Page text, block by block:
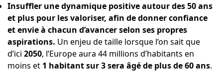
Insuffler une dynamique positive autour des 50 ans
et plus pour les valoriser, afin de donner confiance
et envie à chacun d’avancer selon ses propres
aspirations. Un enjeu de taille lorsque l’on sait que
d’ici 2050, l’Europe aura 44 millions d’habitants en
moins et 1 habitant sur 3 sera âgé de plus de 60 ans.